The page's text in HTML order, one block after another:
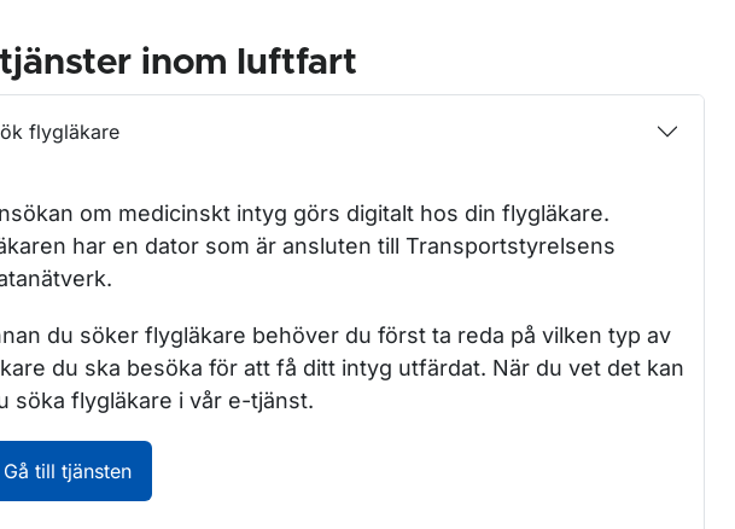
tjänster inom luftfart
flygläkare
om medicinskt intyg görs digitalt hos din flygläkare.
har en dator som är ansluten till Transportstyrelsens
du söker flygläkare behöver du först ta reda på vilken typ av
du ska besöka för att få ditt intyg utfärdat. När du vet det kan
söka flygläkare i vår e-tjänst.
Gå till tjänstenSök flygläkare. Öppnas i nytt fönster.